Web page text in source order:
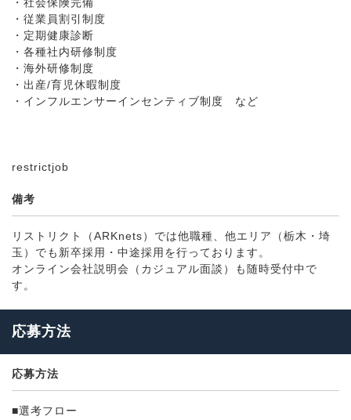
・従業員割引制度
・定期健康診断
・各種社内研修制度
・海外研修制度
・出産/育児休暇制度
・インフルエンサーインセンティブ制度 など
restrictjob
備考
リストリクト（ARKnets）では他職種、他エリア（栃木・埼
玉）でも新卒採用・中途採用を行っております。
オンライン会社説明会（カジュアル面談）も随時受付中で
す。
応募方法
応募方法
■選考フロー